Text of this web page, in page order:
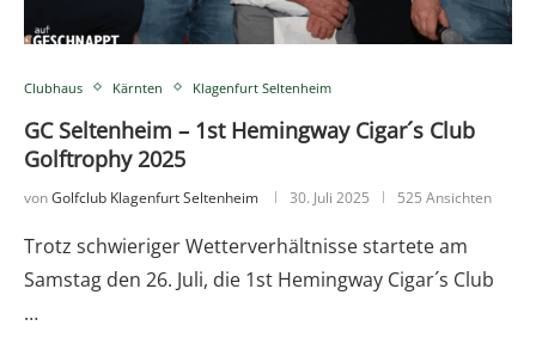
Clubhaus Kärnten Klagenfurt Seltenheim
GC Seltenheim – 1st Hemingway Cigar´s Club
Golftrophy 2025
vonGolfclub Klagenfurt Seltenheim 30. Juli 2025 525 Ansichten
Trotz schwieriger Wetterverhältnisse startete am
Samstag den 26. Juli, die 1st Hemingway Cigar´s Club
…